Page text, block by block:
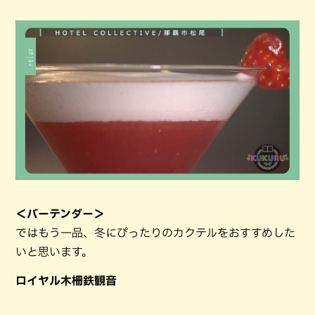
＜バーテンダー＞
ではもう一品、冬にぴったりのカクテルをおすすめした
いと思います。
ロイヤル木柵鉄観音